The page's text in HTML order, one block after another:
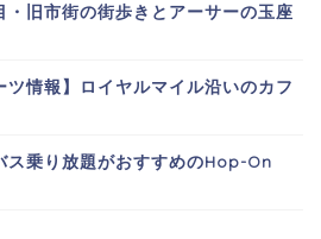
・旧市街の街歩きとアーサーの玉座
ツ情報】ロイヤルマイル沿いのカフ
ス乗り放題がおすすめのHop-On